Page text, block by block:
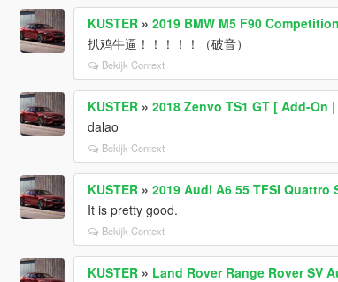
KUSTER» 2019 BMW M5 F90
扒鸡牛逼！！！！！（破音）
Bekijk Context
KUSTER» 2018 Zenvo TS1 GT [ Add-On
dalao
Bekijk Context
KUSTER» 2019 Audi A6 55 TFSI Quattro
It is pretty good.
Bekijk Context
KUSTER» Land Rover Range Rover SV